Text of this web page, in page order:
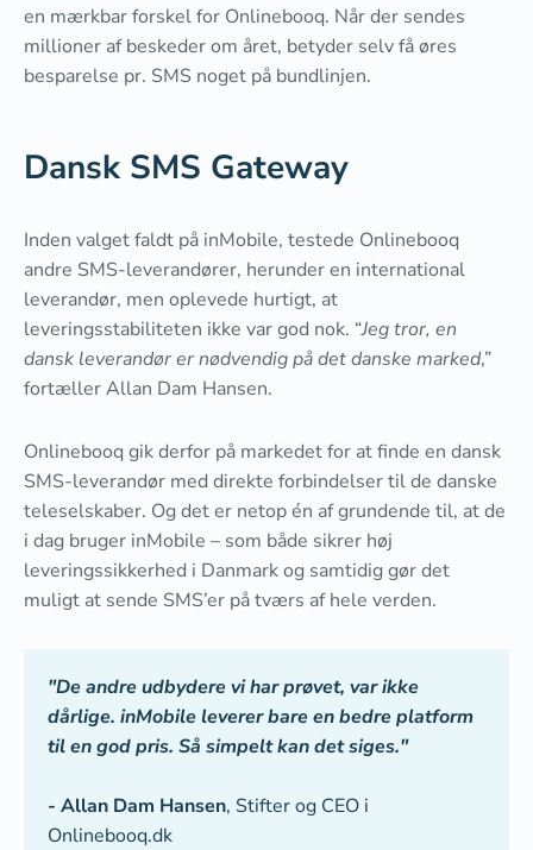
en mærkbar forskel for Onlinebooq. Når der sendes
millioner af beskeder om året, betyder selv få øres
besparelse pr. SMS noget på bundlinjen.
Dansk SMS Gateway
Inden valget faldt på inMobile, testede Onlinebooq
andre SMS-leverandører, herunder en international
leverandør, men oplevede hurtigt, at
leveringsstabiliteten ikke var god nok. “Jeg tror, en
dansk leverandør er nødvendig på det danske marked,”
fortæller Allan Dam Hansen.
Onlinebooq gik derfor på markedet for at finde en dansk
SMS-leverandør med direkte forbindelser til de danske
teleselskaber. Og det er netop én af grundende til, at de
i dag bruger inMobile – som både sikrer høj
leveringssikkerhed i Danmark og samtidig gør det
muligt at sende SMS’er på tværs af hele verden.
"De andre udbydere vi har prøvet, var ikke
dårlige. inMobile leverer bare en bedre platform
til en god pris. Så simpelt kan det siges."
- Allan Dam Hansen, Stifter og CEO i
Onlinebooq.dk